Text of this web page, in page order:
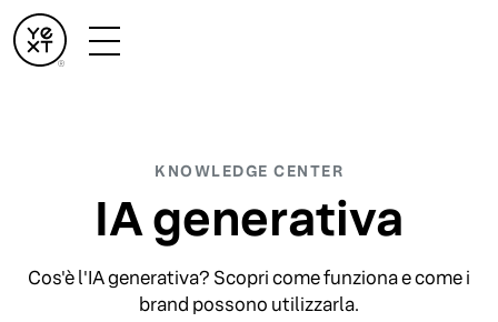
KNOWLEDGE CENTER
IA generativa
Cos'è l'IA generativa? Scopri come funziona e come i
brand possono utilizzarla.